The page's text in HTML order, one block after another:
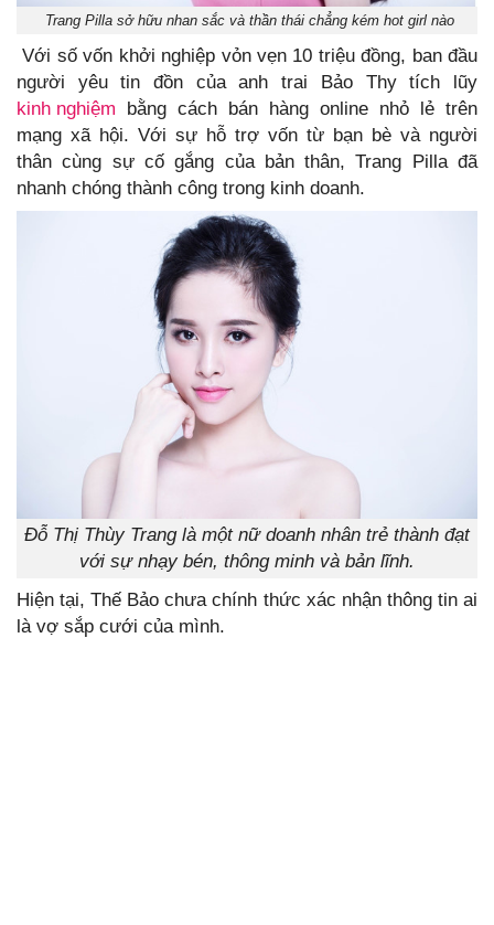
Trang Pilla sở hữu nhan sắc và thần thái chẳng kém hot girl nào
Với số vốn khởi nghiệp vỏn vẹn 10 triệu đồng, ban đầu
người yêu tin đồn của anh trai Bảo Thy tích lũy
kinh nghiệm bằng cách bán hàng online nhỏ lẻ trên
mạng xã hội. Với sự hỗ trợ vốn từ bạn bè và người
thân cùng sự cố gắng của bản thân, Trang Pilla đã
nhanh chóng thành công trong kinh doanh.
Đỗ Thị Thùy Trang là một nữ doanh nhân trẻ thành đạt
với sự nhạy bén, thông minh và bản lĩnh.
Hiện tại, Thế Bảo chưa chính thức xác nhận thông tin ai
là vợ sắp cưới của mình.